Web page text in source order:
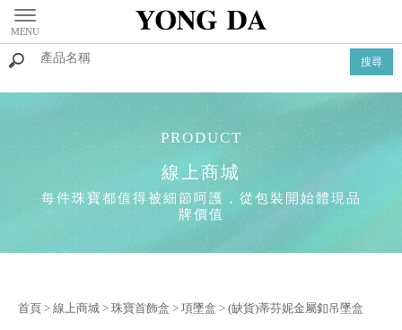
線上商城
首頁 > 線上商城 > 珠寶首飾盒 > 項墜盒 > (缺貨)蒂芬妮金屬釦吊墜盒